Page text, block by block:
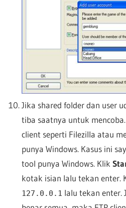
Jika shared folder dan user
tiba saatnya untuk
client seperti Filezilla atau
punya Windows. Kasus ini
tool punya Windows. Klik
kotak isian lalu tekan enter.
127.0.0.1 lalu tekan enter.